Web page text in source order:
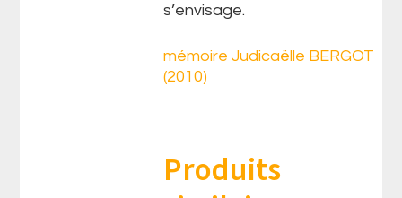
s’envisage.
mémoire Judicaëlle BERGOT
(2010)
Produits